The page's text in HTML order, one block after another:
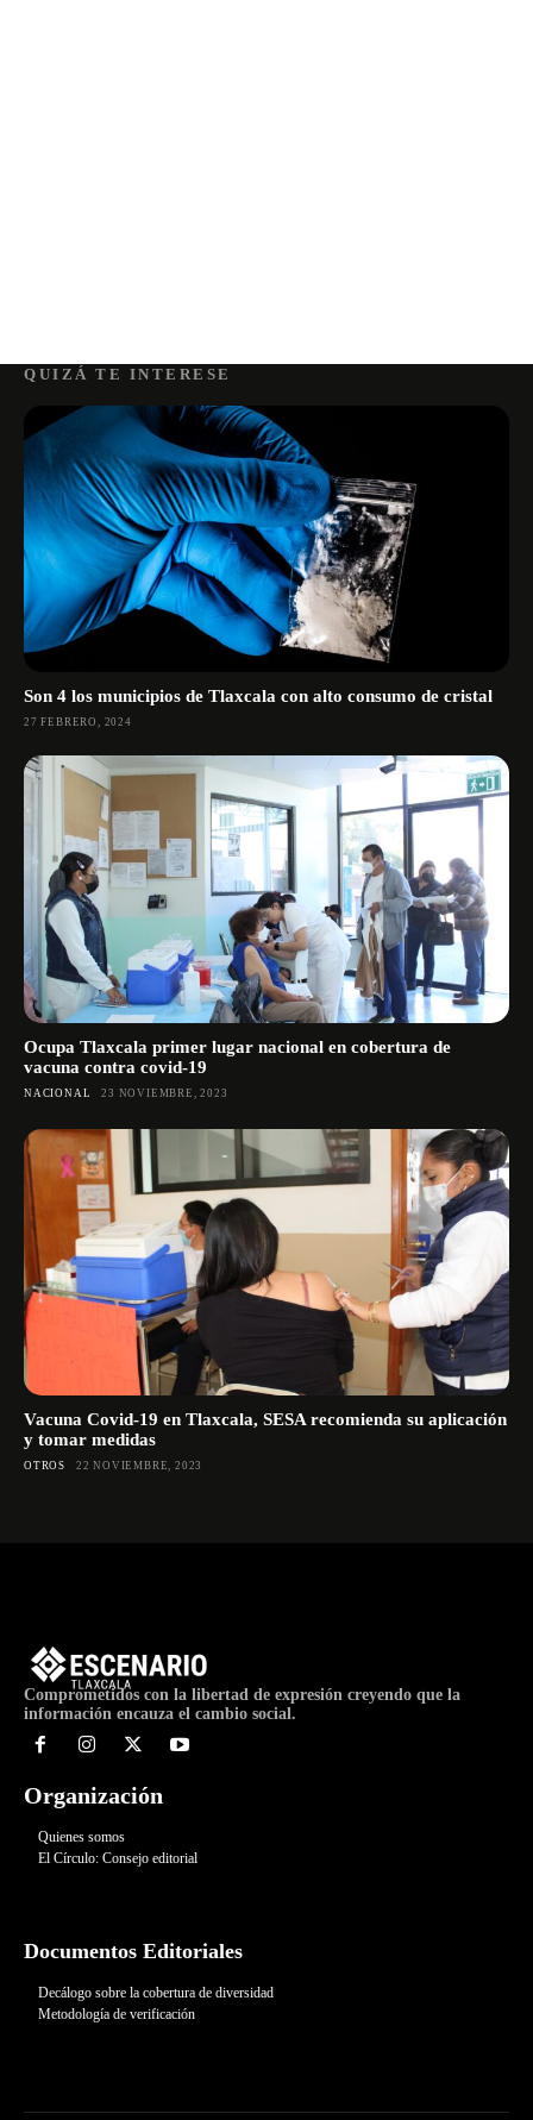
QUIZÁ TE INTERESE
Son 4 los municipios de Tlaxcala con alto consumo de cristal
27 FEBRERO, 2024
Ocupa Tlaxcala primer lugar nacional en cobertura de
vacuna contra covid-19
NACIONAL 23 NOVIEMBRE, 2023
Vacuna Covid-19 en Tlaxcala, SESA recomienda su aplicación
y tomar medidas
OTROS 22 NOVIEMBRE, 2023
Comprometidos con la libertad de expresión creyendo que la
información encauza el cambio social.
Organización
Quienes somos
El Círculo: Consejo editorial
Documentos Editoriales
Decálogo sobre la cobertura de diversidad
Metodología de verificación